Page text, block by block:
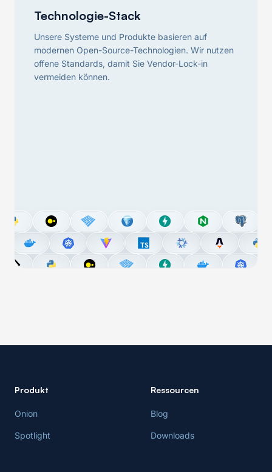
Technologie-Stack
Unsere Systeme und Produkte basieren auf
modernen Open-Source-Technologien. Wir nutzen
offene Standards, damit Sie Vendor-Lock-in
vermeiden können.
Produkt
Onion
Spotlight
Ressourcen
Blog
Downloads